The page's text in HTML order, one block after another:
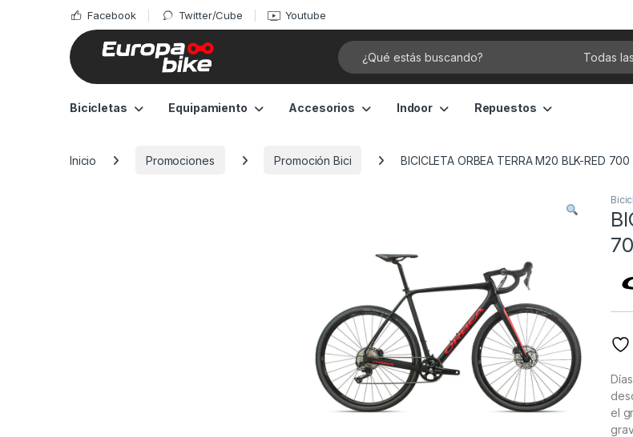
Facebook Twitter/Cube Youtube
Search for:
Bicicletas Equipamiento Accesorios Indoor Repuestos
Inicio Promociones Promoción Bici BICICLETA ORBEA TERRA M20 BLK-RED 700
el